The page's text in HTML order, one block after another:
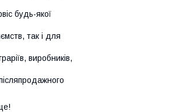
будь-якої
так і для
виробників,